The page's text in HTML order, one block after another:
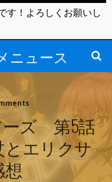
ニュース
ーズ 第5話
とエリクサ
想
す！よろしくお願いし